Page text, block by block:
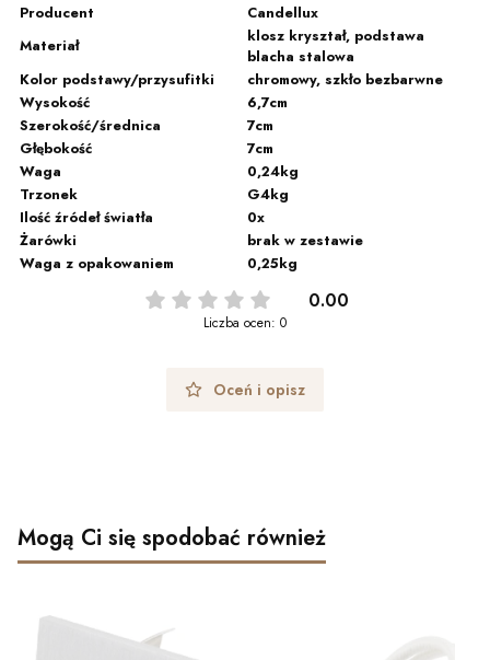
Producent
Candellux
Materiał
klosz kryształ, podstawa
blacha stalowa
Kolor podstawy/przysufitki
chromowy, szkło bezbarwne
Wysokość
6,7cm
Szerokość/średnica
7cm
Głębokość
7cm
Waga
0,24kg
Trzonek
G4kg
Ilość źródeł światła
0x
Żarówki
brak w zestawie
Waga z opakowaniem
0,25kg
0.00
Liczba ocen: 0
Oceń i opisz
Mogą Ci się spodobać również